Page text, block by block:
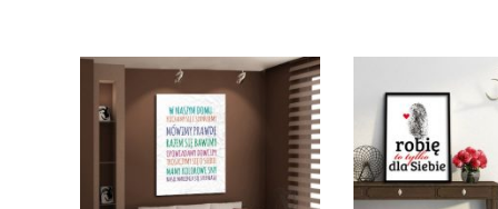
do
170 zł
ma
wiele
wariantów.
Opcje
można
wybrać
ma